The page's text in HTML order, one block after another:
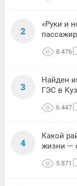
2
«Руки и
8 476
3
Найден
ГЭС в
6 447
4
Какой
жизни —
5 871